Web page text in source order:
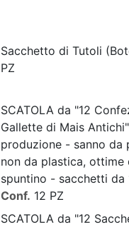
Sacchetto di Tutoli
PZ
SCATOLA da "12
Gallette di Mais
produzione - sanno da
non da plastica, ottime
spuntino - sacchetti da
Conf. 12 PZ
SCATOLA da "12